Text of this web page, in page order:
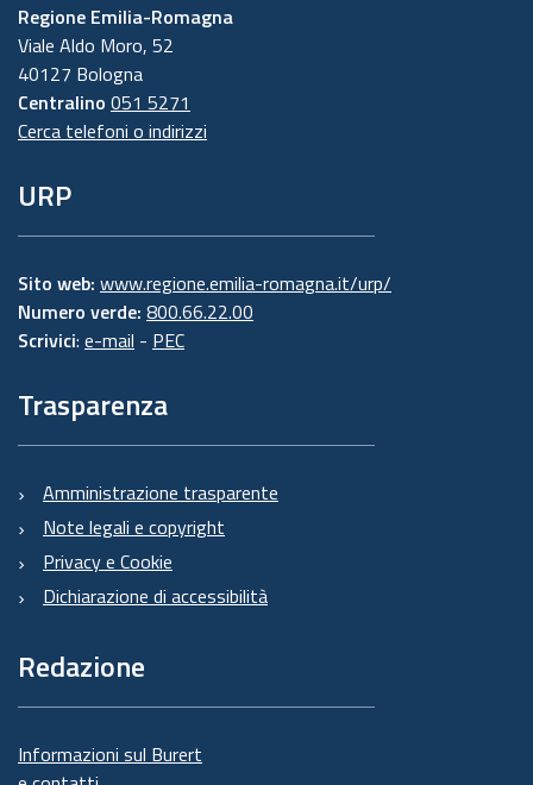
Regione Emilia-Romagna
Viale Aldo Moro, 52
40127 Bologna
Centralino 051 5271
Cerca telefoni o indirizzi
URP
Sito web: www.regione.emilia-romagna.it/urp/
Numero verde: 800.66.22.00
Scrivici: e-mail - PEC
Trasparenza
Amministrazione trasparente
Note legali e copyright
Privacy e Cookie
Dichiarazione di accessibilità
Redazione
Informazioni sul Burert